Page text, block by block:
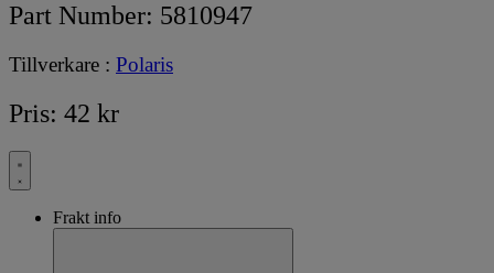
Part Number: 5810947
Tillverkare : Polaris
Pris: 42 kr
Frakt info